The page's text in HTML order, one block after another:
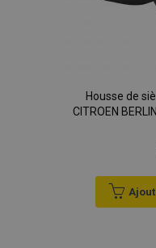
Housse de
CITROEN